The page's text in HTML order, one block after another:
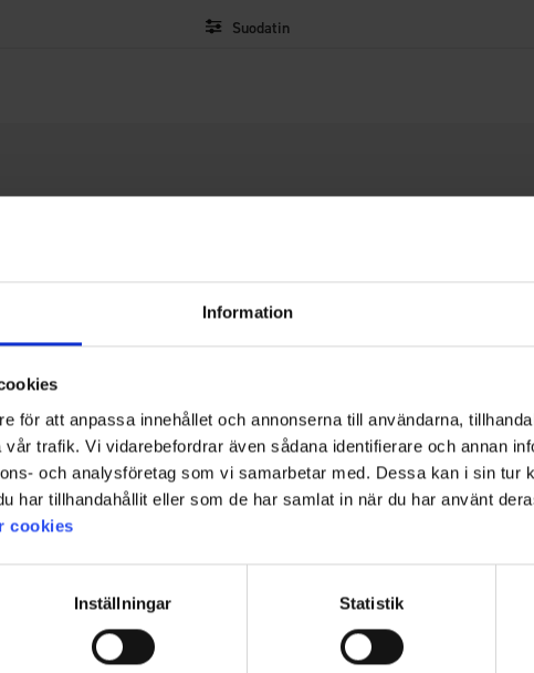
Information
för att anpassa innehållet och annonserna till användarna,
trafik. Vi vidarebefordrar även sådana identifierare och annan
och analysföretag som vi samarbetar med. Dessa kan i sin tur
har tillhandahållit eller som de har samlat in när du har använt
cookies
Inställningar Statistik
Suodatin